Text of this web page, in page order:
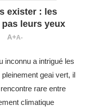
exister : les
leurs yeux
A+A-
inconnu a intrigué les
geai vert, il
rare entre
climatique